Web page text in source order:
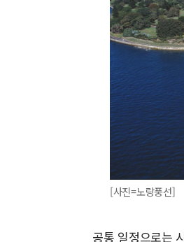
[사진=노랑풍선]
공통 일정으로는